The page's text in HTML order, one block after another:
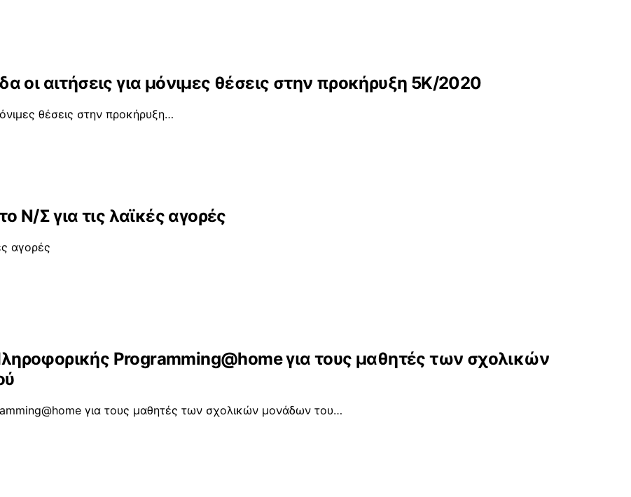
οι αιτήσεις για μόνιμες θέσεις στην προκήρυξη 5Κ/2020
θέσεις στην προκήρυξη…
Ν/Σ για τις λαϊκές αγορές
αγορές
Programming@home για τους μαθητές των σχολικών
για τους μαθητές των σχολικών μονάδων του…